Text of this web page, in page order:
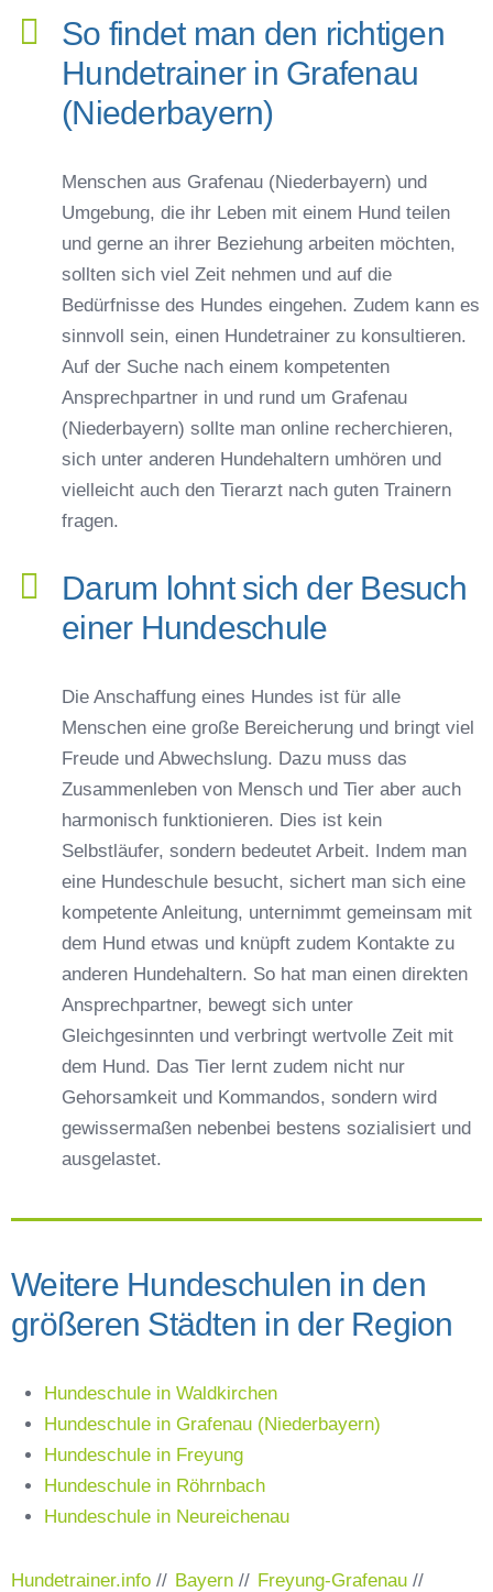
So findet man den richtigen
Hundetrainer in Grafenau
(Niederbayern)
Menschen aus Grafenau (Niederbayern) und
Umgebung, die ihr Leben mit einem Hund teilen
und gerne an ihrer Beziehung arbeiten möchten,
sollten sich viel Zeit nehmen und auf die
Bedürfnisse des Hundes eingehen. Zudem kann es
sinnvoll sein, einen Hundetrainer zu konsultieren.
Auf der Suche nach einem kompetenten
Ansprechpartner in und rund um Grafenau
(Niederbayern) sollte man online recherchieren,
sich unter anderen Hundehaltern umhören und
vielleicht auch den Tierarzt nach guten Trainern
fragen.
Darum lohnt sich der Besuch
einer Hundeschule
Die Anschaffung eines Hundes ist für alle
Menschen eine große Bereicherung und bringt viel
Freude und Abwechslung. Dazu muss das
Zusammenleben von Mensch und Tier aber auch
harmonisch funktionieren. Dies ist kein
Selbstläufer, sondern bedeutet Arbeit. Indem man
eine Hundeschule besucht, sichert man sich eine
kompetente Anleitung, unternimmt gemeinsam mit
dem Hund etwas und knüpft zudem Kontakte zu
anderen Hundehaltern. So hat man einen direkten
Ansprechpartner, bewegt sich unter
Gleichgesinnten und verbringt wertvolle Zeit mit
dem Hund. Das Tier lernt zudem nicht nur
Gehorsamkeit und Kommandos, sondern wird
gewissermaßen nebenbei bestens sozialisiert und
ausgelastet.
Weitere Hundeschulen in den
größeren Städten in der Region
Hundeschule in Waldkirchen
Hundeschule in Grafenau (Niederbayern)
Hundeschule in Freyung
Hundeschule in Röhrnbach
Hundeschule in Neureichenau
Hundetrainer.info // Bayern // Freyung-Grafenau //